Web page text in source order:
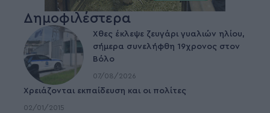
Δημοφιλέστερα
Χθες έκλεψε ζευγάρι γυαλιών ηλίου,
σήμερα συνελήφθη 19χρονος στον
Βόλο
07/08/2026
Χρειάζονται εκπαίδευση και οι πολίτες
02/01/2015